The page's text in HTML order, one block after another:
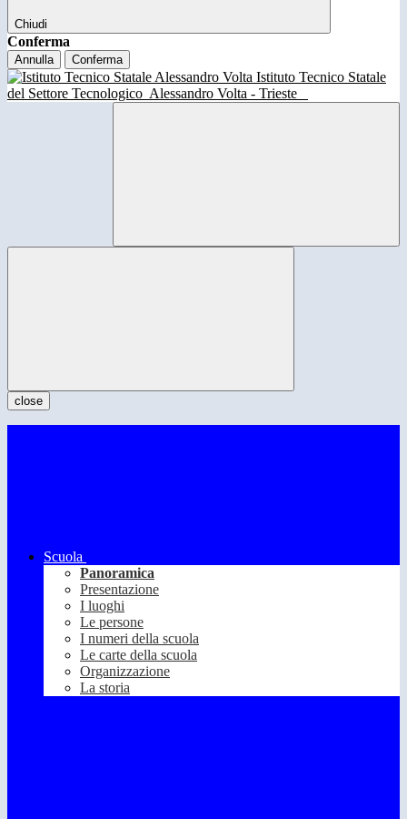
Chiudi
Conferma
Annulla Conferma
Istituto Tecnico Statale
del Settore Tecnologico Alessandro Volta - Trieste
close
Scuola
Panoramica
Presentazione
I luoghi
Le persone
I numeri della scuola
Le carte della scuola
Organizzazione
La storia